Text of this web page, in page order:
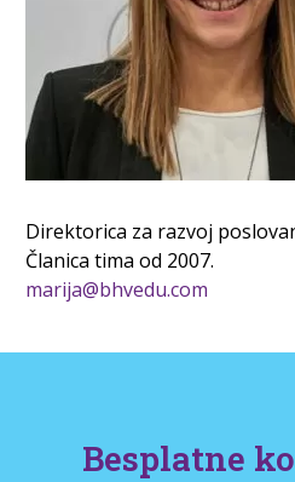
Direktorica za razvoj
Članica tima od 2007.
marija@bhvedu.com
Besplatne